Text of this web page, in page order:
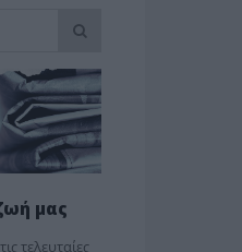
μας
τελευταίες